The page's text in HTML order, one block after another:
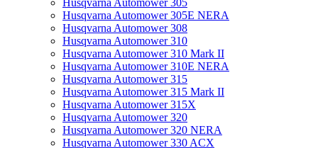
Husqvarna Automower 305E NERA
Husqvarna Automower 308
Husqvarna Automower 310
Husqvarna Automower 310 Mark II
Husqvarna Automower 310E NERA
Husqvarna Automower 315
Husqvarna Automower 315 Mark II
Husqvarna Automower 315X
Husqvarna Automower 320
Husqvarna Automower 320 NERA
Husqvarna Automower 330 ACX